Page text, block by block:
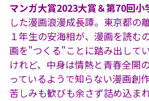
マンガ大賞2023大賞＆第70回
した漫画浪漫成長譚。東京都の
１年生の安海相が、漫画を読む
画を"つくる"ことに踏み出して
けれど、中身は情熱と青春全開
っているようで知らない漫画創
苦しみも歓びも余さず詰め込まれ